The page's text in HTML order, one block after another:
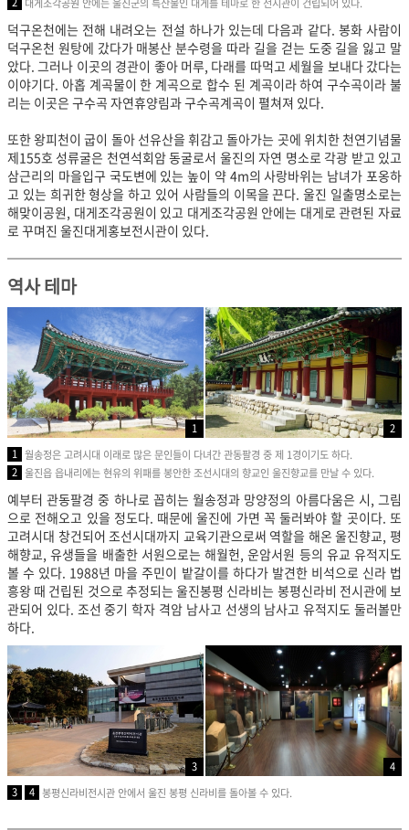
덕구온천에는 전해 내려오는 전설 하나가 있는데 다음과 같다. 봉화 사람이
덕구온천 원탕에 갔다가 매봉산 분수령을 따라 길을 걷는 도중 길을 잃고 말
았다. 그러나 이곳의 경관이 좋아 머루, 다래를 따먹고 세월을 보내다 갔다는
이야기다. 아홉 계곡물이 한 계곡으로 합수 된 계곡이라 하여 구수곡이라 불
리는 이곳은 구수곡 자연휴양림과 구수곡계곡이 펼쳐져 있다.
또한 왕피천이 굽이 돌아 선유산을 휘감고 돌아가는 곳에 위치한 천연기념물
제155호 성류굴은 천연석회암 동굴로서 울진의 자연 명소로 각광 받고 있고
삼근리의 마을입구 국도변에 있는 높이 약 4m의 사랑바위는 남녀가 포옹하
고 있는 희귀한 형상을 하고 있어 사람들의 이목을 끈다. 울진 일출명소로는
해맞이공원, 대게조각공원이 있고 대게조각공원 안에는 대게로 관련된 자료
로 꾸며진 울진대게홍보전시관이 있다.
역사 테마
1
2
1 월송정은 고려시대 이래로 많은 문인들이 다녀간 관동팔경 중 제 1경이기도 하다.
2 울진읍 읍내리에는 현유의 위패를 봉안한 조선시대의 향교인 울진향교를 만날 수 있다.
예부터 관동팔경 중 하나로 꼽히는 월송정과 망양정의 아름다움은 시, 그림
으로 전해오고 있을 정도다. 때문에 울진에 가면 꼭 둘러봐야 할 곳이다. 또
고려시대 창건되어 조선시대까지 교육기관으로써 역할을 해온 울진향교, 평
해향교, 유생들을 배출한 서원으로는 해월헌, 운암서원 등의 유교 유적지도
볼 수 있다. 1988년 마을 주민이 밭갈이를 하다가 발견한 비석으로 신라 법
흥왕 때 건립된 것으로 추정되는 울진봉평 신라비는 봉평신라비 전시관에 보
관되어 있다. 조선 중기 학자 격암 남사고 선생의 남사고 유적지도 둘러볼만
하다.
3
4
3
4 봉평신라비전시관 안에서 울진 봉평 신라비를 돌아볼 수 있다.